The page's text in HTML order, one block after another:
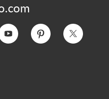
Interesse Twitter